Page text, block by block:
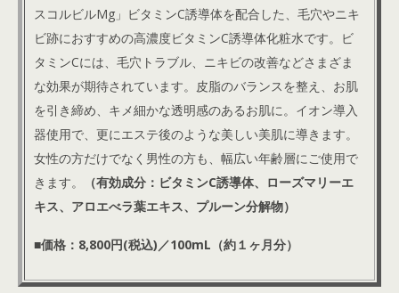
スコルビルMg」ビタミンC誘導体を配合した、毛穴やニキ
ビ跡におすすめの高濃度ビタミンC誘導体化粧水です。 ビ
タミンCには、毛穴トラブル、ニキビの改善などさまざま
な効果が期待されています。皮脂のバランスを整え、お肌
を引き締め、キメ細かな透明感のあるお肌に。イオン導入
器使用で、更にエステ後のような美しい美肌に導きます。
女性の方だけでなく男性の方も、幅広い年齢層にご使用で
きます。
（有効成分：ビタミンC誘導体、ローズマリーエ
キス、アロエべラ葉エキス、プルーン分解物）
■価格：8,800円(税込)／100mL（約１ヶ月分）